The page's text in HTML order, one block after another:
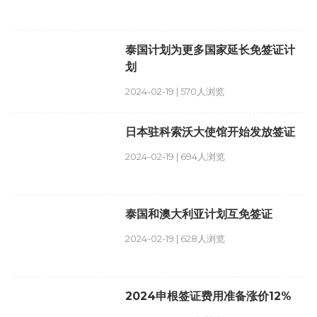
2024-02-19 | 570人浏览
泰国计划为更多国家延长免签证计
划
2024-02-19 | 694人浏览
日本驻科索沃大使馆开始发放签证
2024-02-19 | 628人浏览
泰国和澳大利亚计划互免签证
2024申根签证费用准备涨价12%